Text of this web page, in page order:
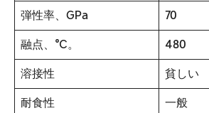
弾性率、GPa 70
融点、℃。 480
溶接性 貧しい
耐食性 一般